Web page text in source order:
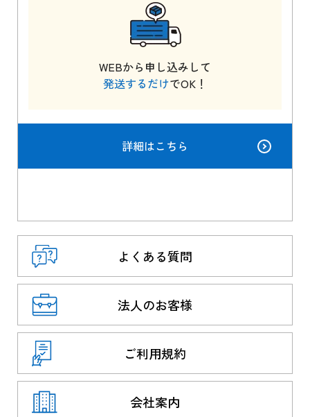
WEBから申し込みして
発送するだけでOK！
詳細はこちら
よくある質問
法人のお客様
ご利用規約
会社案内